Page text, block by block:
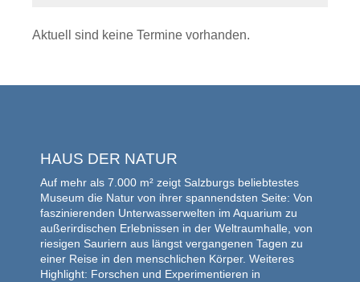
Aktuell sind keine Termine vorhanden.
HAUS DER NATUR
Auf mehr als 7.000 m² zeigt Salzburgs beliebtestes
Museum die Natur von ihrer spannendsten Seite: Von
faszinierenden Unterwasserwelten im Aquarium zu
außerirdischen Erlebnissen in der Weltraumhalle, von
riesigen Sauriern aus längst vergangenen Tagen zu
einer Reise in den menschlichen Körper. Weiteres
Highlight: Forschen und Experimentieren in